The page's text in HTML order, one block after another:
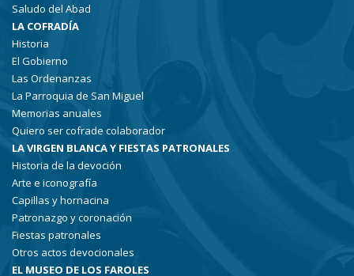
Saludo del Abad
LA COFRADÍA
Historia
El Gobierno
Las Ordenanzas
La Parroquia de San Miguel
Memorias anuales
Quiero ser cofrade colaborador
LA VIRGEN BLANCA Y FIESTAS PATRONALES
Historia de la devoción
Arte e iconografía
Capillas y hornacina
Patronazgo y coronación
Fiestas patronales
Otros actos devocionales
EL MUSEO DE LOS FAROLES